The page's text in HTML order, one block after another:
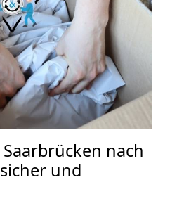
Saarbrücken nach
sicher und